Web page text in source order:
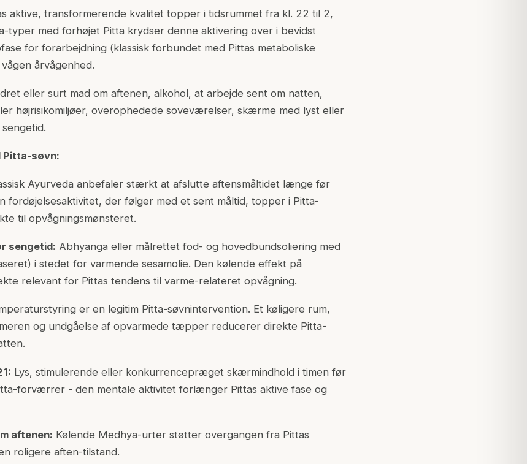
aktive, transformerende kvalitet topper i tidsrummet fra kl. 22 til 2,
typer med forhøjet Pitta krydser denne aktivering over i bevidst
for forarbejdning (klassisk forbundet med Pittas metaboliske
årvågenhed.
eller surt mad om aftenen, alkohol, at arbejde sent om natten,
højrisikomiljøer, overophedede soveværelser, skærme med lyst eller
Pitta-søvn:
Ayurveda anbefaler stærkt at afslutte aftensmåltidet længe før
fordøjelsesaktivitet, der følger med et sent måltid, topper i Pitta-
til opvågningsmønsteret.
sengetid: Abhyanga eller målrettet fod- og hovedbundsoliering med
i stedet for varmende sesamolie. Den kølende effekt på
relevant for Pittas tendens til varme-relateret opvågning.
er en legitim Pitta-søvnintervention. Et køligere rum,
og undgåelse af opvarmede tæpper reducerer direkte Pitta-
Lys, stimulerende eller konkurrencepræget skærmindhold i timen før
forværrer - den mentale aktivitet forlænger Pittas aktive fase og
aftenen: Kølende Medhya-urter støtter overgangen fra Pittas
roligere aften-tilstand.